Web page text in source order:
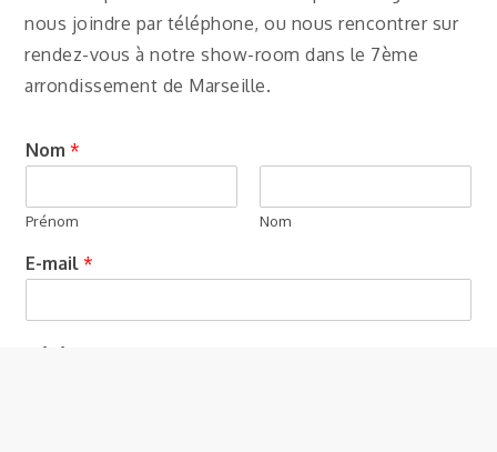
nous joindre par téléphone, ou nous rencontrer sur
rendez-vous à notre show-room dans le 7ème
arrondissement de Marseille.
Nom*
Prénom Nom
E-mail*
Téléphone